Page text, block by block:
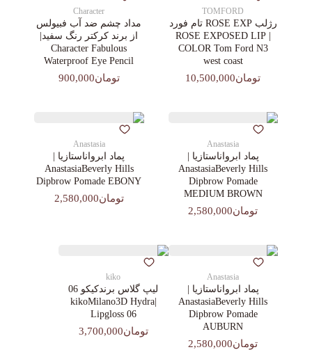
TOMFORD
رژلب ROSE EXP تام فورد
| ROSE EXPOSED LIP
COLOR Tom Ford N3
west coast
تومان10,500,000
Character
مداد چشم ضد آب فبیولس
از برند کرکتر رنگ سفید|
Character Fabulous
Waterproof Eye Pencil
تومان900,000
Anastasia
پماد ابرواناستازیا |
AnastasiaBeverly Hills
Dipbrow Pomade
MEDIUM BROWN
تومان2,580,000
Anastasia
پماد ابرواناستازیا |
AnastasiaBeverly Hills
Dipbrow Pomade EBONY
تومان2,580,000
Anastasia
پماد ابرواناستازیا |
AnastasiaBeverly Hills
Dipbrow Pomade
AUBURN
تومان2,580,000
kiko
لیپ گلاس‌ برندکیکو 06
|kikoMilano3D Hydra
Lipgloss 06
تومان3,700,000